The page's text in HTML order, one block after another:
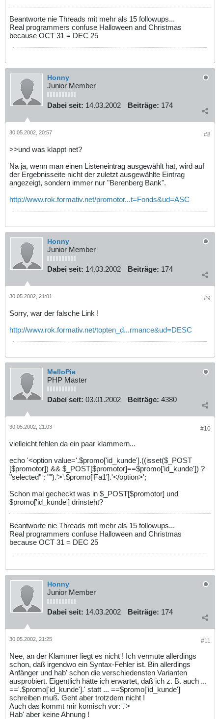
Beantworte nie Threads mit mehr als 15 followups...
Real programmers confuse Halloween and Christmas
because OCT 31 = DEC 25
Honny
Junior Member
Dabei seit: 14.03.2002 Beiträge: 174
#8
30.05.2002, 20:57
>>und was klappt net?
Na ja, wenn man einen Listeneintrag ausgewählt hat, wird auf
der Ergebnisseite nicht der zuletzt ausgewählte Eintrag
angezeigt, sondern immer nur "Berenberg Bank".
http://www.rok.formativ.net/promotor...t=Fonds&ud=ASC
Honny
Junior Member
Dabei seit: 14.03.2002 Beiträge: 174
#9
30.05.2002, 21:01
Sorry, war der falsche Link !
http://www.rok.formativ.net/topten_d...rmance&ud=DESC
MelloPie
PHP Master
Dabei seit: 03.01.2002 Beiträge: 4380
#10
30.05.2002, 21:03
vielleicht fehlen da ein paar klammern...
echo '<option value='.$promo['id_kunde'].((isset($_POST
[$promotor]) && $_POST[$promotor]==$promo['id_kunde']) ?
"selected" : "").'>'.$promo['Fa1'].'</option>';
Schon mal gecheckt was in $_POST[$promotor] und
$promo['id_kunde'] drinsteht?
Beantworte nie Threads mit mehr als 15 followups...
Real programmers confuse Halloween and Christmas
because OCT 31 = DEC 25
Honny
Junior Member
Dabei seit: 14.03.2002 Beiträge: 174
#11
30.05.2002, 21:25
Nee, an der Klammer liegt es nicht ! Ich vermute allerdings
schon, daß irgendwo ein Syntax-Fehler ist. Bin allerdings
Anfänger und hab' schon die verschiedensten Varianten
ausprobiert. Eigentlich hätte ich erwartet, daß ich z. B. auch ...
=='.$promo['id_kunde'].' statt ... ==$promo['id_kunde']
schreiben muß. Geht aber trotzdem nicht !
Auch das kommt mir komisch vor: .'>
Hab' aber keine Ahnung !